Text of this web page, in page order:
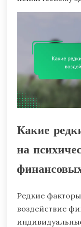
Какие
на
Редкие
воздействие